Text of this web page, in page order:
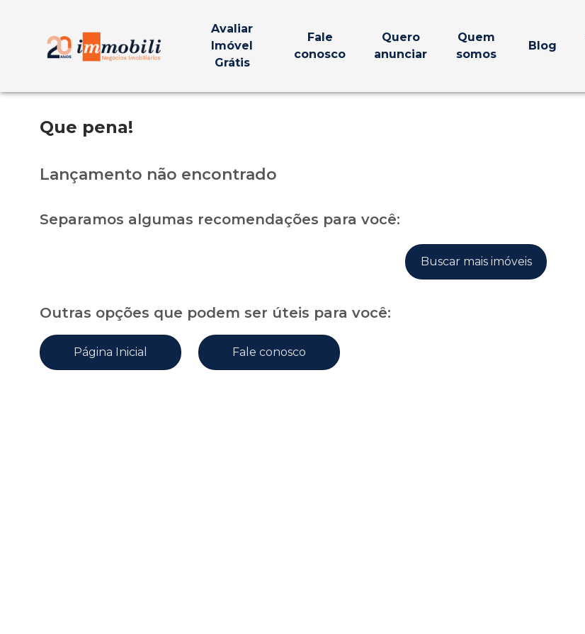
Avaliar
Imóvel
Grátis
Fale
conosco
Quero
anunciar
Quem
somos
Blog
Que pena!
Lançamento não encontrado
Separamos algumas recomendações para você:
Buscar mais imóveis
Outras opções que podem ser úteis para você:
Página Inicial Fale conosco